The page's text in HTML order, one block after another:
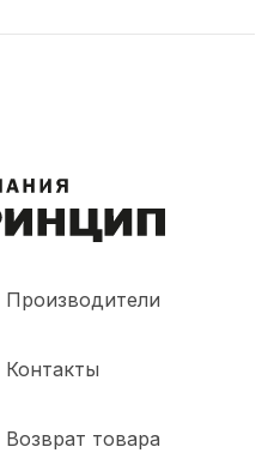
Производители
Контакты
Возврат товара